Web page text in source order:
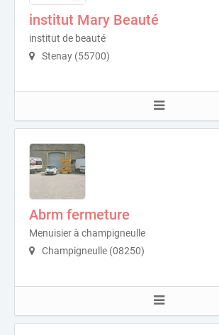
institut Mary Beauté
institut de beauté
Stenay (55700)
Abrm fermeture
Menuisier à champigneulle
Champigneulle (08250)